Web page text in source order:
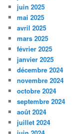
juin 2025
mai 2025
avril 2025
mars 2025
février 2025
janvier 2025
décembre 2024
novembre 2024
octobre 2024
septembre 2024
août 2024
juillet 2024